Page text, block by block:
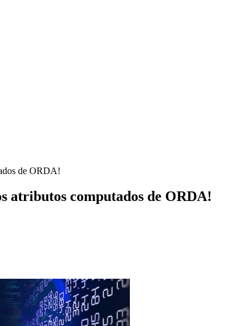
de ORDA!
atributos computados de ORDA!